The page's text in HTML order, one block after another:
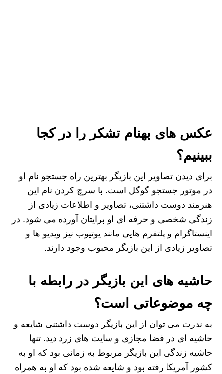
عکس های بهنام تشکر را در کجا
ببینیم؟
برای دیدن تصاویر این بازیگر بهترین راه جستجو نام او
در موتور جستجو گوگل است. با سرچ کردن نام این
هنرمند دوست داشتنی، تصاویر و اطلاعات زیادی از
زندگی شخصی و حرفه ای او برایتان آورده می شود. در
اینستاگرام و پلتفرم هایی مانند یوتیوب نیز ویدیو ها و
تصاویر زیادی از این بازیگر محبوب وجود دارند.
حاشیه های این بازیگر در رابطه با
چه موضوعاتی است؟
به ندرت می توان از این بازیگر دوست داشتنی شایعه و
حاشیه ای در فضا مجازی و سایت های زرد دید. تنها
حاشیه زندگی این بازیگر مربوط به زمانی بود که او به
کشور آمریکا رفته بود و شایعه شده بود که او به همراه